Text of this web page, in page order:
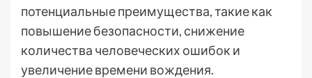
потенциальные преимущества, такие как
повышение безопасности, снижение
количества человеческих ошибок и
увеличение времени вождения.